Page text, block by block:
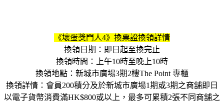
《壞蛋獎門人4》換票證換領詳情
換領日期：即日起至換完止
換領時間：上午10時至晚上10時
換領地點：新城市廣場3期2樓The Point 專櫃
換領詳情：會員200積分及於新城市廣場1期或3期之商舖即日
以電子貨幣消費滿HK$800或以上，最多可累積2張不同商舖之